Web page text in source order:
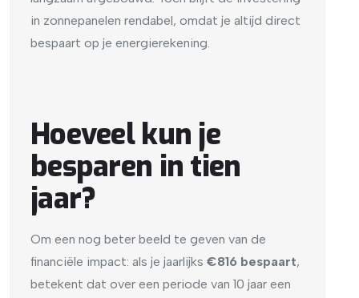
in zonnepanelen rendabel, omdat je altijd direct
bespaart op je energierekening.
Hoeveel kun je
besparen in tien
jaar?
Om een nog beter beeld te geven van de
financiële impact: als je jaarlijks €816 bespaart,
betekent dat over een periode van 10 jaar een